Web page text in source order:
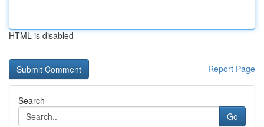
HTML is disabled
Report Page
Search
Go